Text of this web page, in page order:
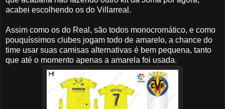
acabei escolhendo os do Villarreal.
Assim como os do Real, são todos monocromático, e como
pouquíssimos clubes jogam todo de amarelo, a chance do
time usar suas camisas alternativas é bem pequena, tanto
que até o momento apenas a amarela foi usada.